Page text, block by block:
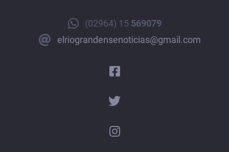
(02964) 15 569079
elriograndensenoticias@gmail.com